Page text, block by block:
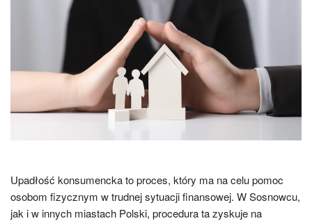
Upadłość konsumencka to proces, który ma na celu pomoc
osobom fizycznym w trudnej sytuacji finansowej. W Sosnowcu,
jak i w innych miastach Polski, procedura ta zyskuje na